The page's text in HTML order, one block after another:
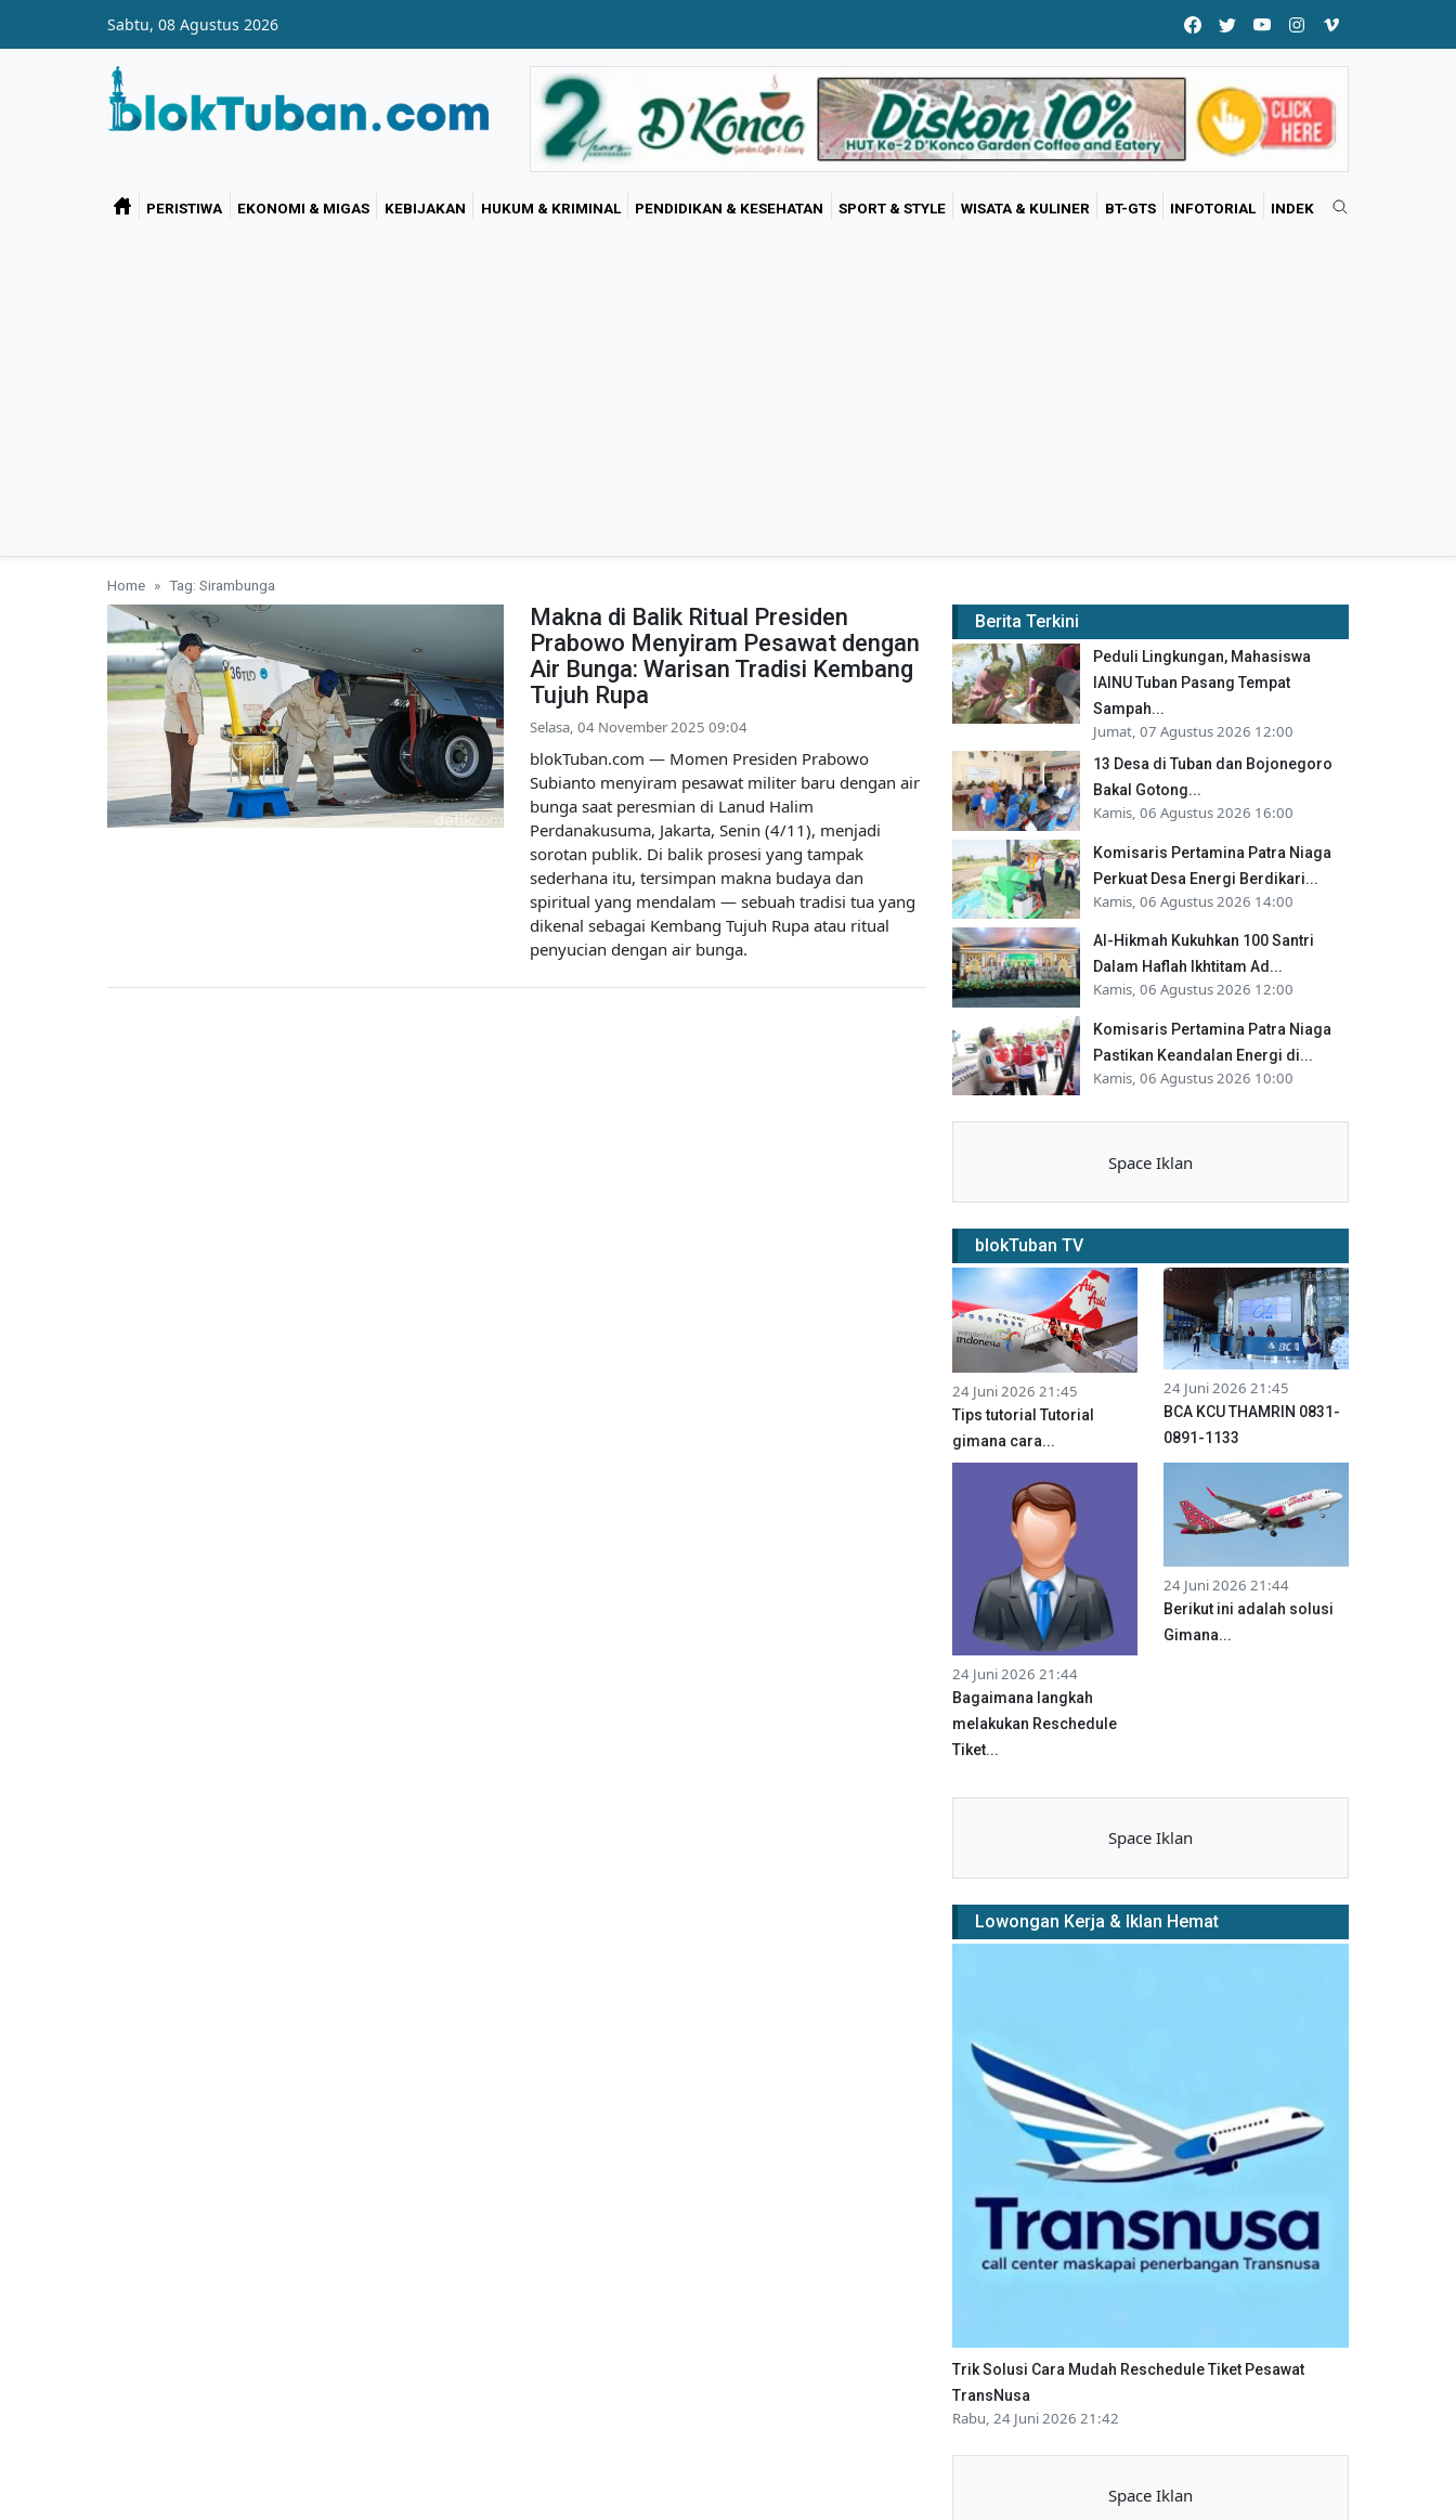
Sabtu, 08 Agustus 2026
PERISTIWA EKONOMI & MIGAS KEBIJAKAN HUKUM & KRIMINAL PENDIDIKAN & KESEHATAN SPORT & STYLE WISATA & KULINER BT-GTS INFOTORIAL INDEK
Home Tag: Sirambunga
Makna di Balik Ritual Presiden
Prabowo Menyiram Pesawat dengan
Air Bunga: Warisan Tradisi Kembang
Tujuh Rupa
Selasa, 04 November 2025 09:04
blokTuban.com — Momen Presiden Prabowo
Subianto menyiram pesawat militer baru dengan air
bunga saat peresmian di Lanud Halim
Perdanakusuma, Jakarta, Senin (4/11), menjadi
sorotan publik. Di balik prosesi yang tampak
sederhana itu, tersimpan makna budaya dan
spiritual yang mendalam — sebuah tradisi tua yang
dikenal sebagai Kembang Tujuh Rupa atau ritual
penyucian dengan air bunga.
Berita Terkini
Peduli Lingkungan, Mahasiswa
IAINU Tuban Pasang Tempat
Sampah...
Jumat, 07 Agustus 2026 12:00
13 Desa di Tuban dan Bojonegoro
Bakal Gotong...
Kamis, 06 Agustus 2026 16:00
Komisaris Pertamina Patra Niaga
Perkuat Desa Energi Berdikari...
Kamis, 06 Agustus 2026 14:00
Al-Hikmah Kukuhkan 100 Santri
Dalam Haflah Ikhtitam Ad...
Kamis, 06 Agustus 2026 12:00
Komisaris Pertamina Patra Niaga
Pastikan Keandalan Energi di...
Kamis, 06 Agustus 2026 10:00
Space Iklan
blokTuban TV
24 Juni 2026 21:45
Tips tutorial Tutorial
gimana cara...
24 Juni 2026 21:45
BCA KCU THAMRIN 0831-
0891-1133
24 Juni 2026 21:44
Bagaimana langkah
melakukan Reschedule
Tiket...
24 Juni 2026 21:44
Berikut ini adalah solusi
Gimana...
Space Iklan
Lowongan Kerja & Iklan Hemat
Trik Solusi Cara Mudah Reschedule Tiket Pesawat
TransNusa
Rabu, 24 Juni 2026 21:42
Space Iklan